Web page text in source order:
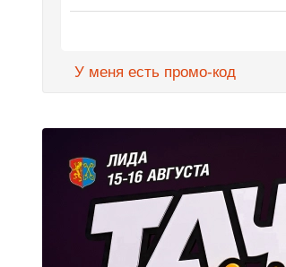
У меня есть промо-код